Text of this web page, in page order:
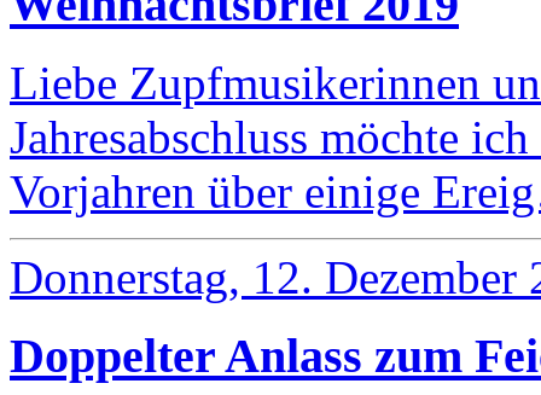
Liebe Zupfmusikerinnen
Jahresabschluss möchte
Vorjahren über einige
Donnerstag, 12. Dezember
Doppelter Anlass zum